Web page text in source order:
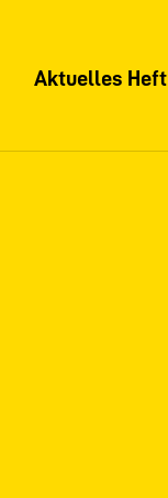
Aktuelles Heft